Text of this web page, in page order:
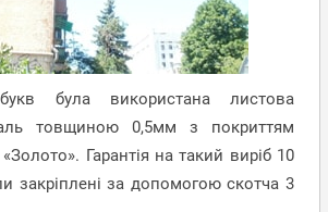
була використана листова
товщиною 0,5мм з покриттям
Гарантія на такий виріб 10
закріплені за допомогою скотча 3